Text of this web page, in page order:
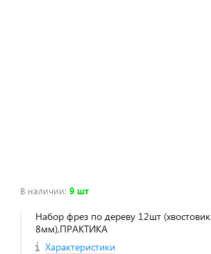
В наличии:9 шт
Набор фрез по дереву 12шт (хвостовик
8мм),ПРАКТИКА
Характеристики